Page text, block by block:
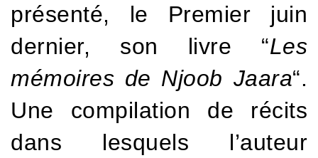
présenté, le Premier juin
dernier, son livre “Les
mémoires de Njoob Jaara“.
Une compilation de récits
dans lesquels l’auteur